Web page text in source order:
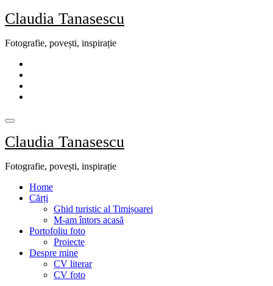
Skip
to
Claudia Tanasescu
Fotografie, povești, inspirație
Claudia Tanasescu
Fotografie, povești, inspirație
Home
Cărți
Ghid turistic al Timișoarei
M-am întors acasă
Portofoliu foto
Proiecte
Despre mine
CV literar
CV foto